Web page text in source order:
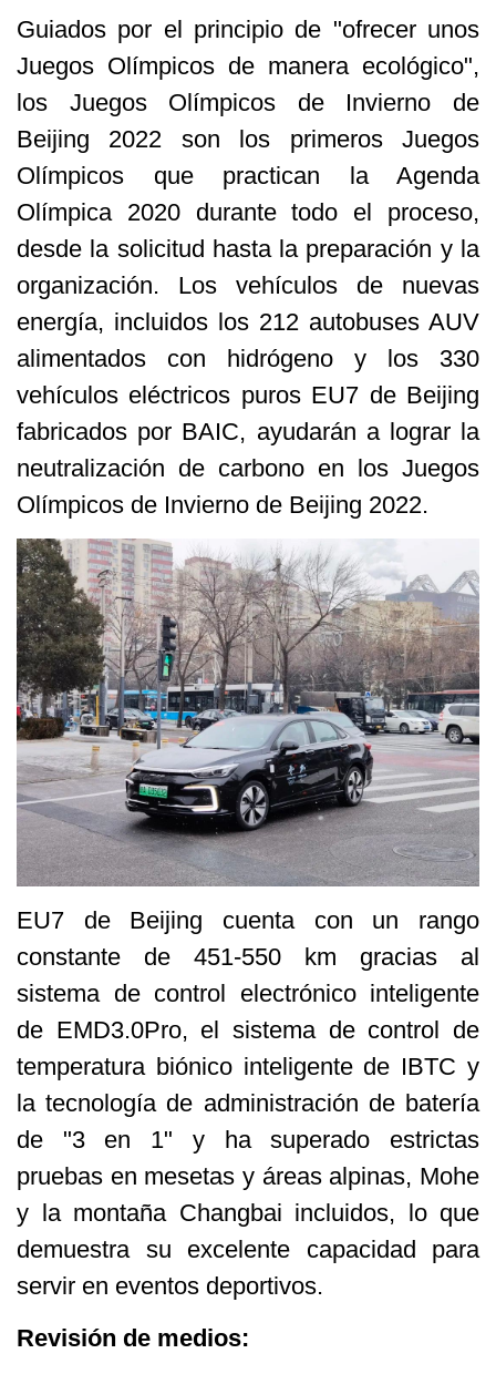
Guiados por el principio de "ofrecer unos
Juegos Olímpicos de manera ecológico",
los Juegos Olímpicos de Invierno de
Beijing 2022 son los primeros Juegos
Olímpicos que practican la Agenda
Olímpica 2020 durante todo el proceso,
desde la solicitud hasta la preparación y la
organización. Los vehículos de nuevas
energía, incluidos los 212 autobuses AUV
alimentados con hidrógeno y los 330
vehículos eléctricos puros EU7 de Beijing
fabricados por BAIC, ayudarán a lograr la
neutralización de carbono en los Juegos
Olímpicos de Invierno de Beijing 2022.
EU7 de Beijing cuenta con un rango
constante de 451-550 km gracias al
sistema de control electrónico inteligente
de EMD3.0Pro, el sistema de control de
temperatura biónico inteligente de IBTC y
la tecnología de administración de batería
de "3 en 1" y ha superado estrictas
pruebas en mesetas y áreas alpinas, Mohe
y la montaña Changbai incluidos, lo que
demuestra su excelente capacidad para
servir en eventos deportivos.
Revisión de medios: